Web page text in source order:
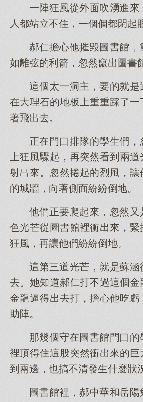
一陣狂風從外面吹湧進
人都站立不住，一個個都閉起
郝仁擔心他摧毀圖書館，
如離弦的利箭，忽然竄出圖書
這個太一洞主，要的就是
在大理石的地板上重重踩了一
著飛出去。
正在門口排隊的學生們
上狂風驟起，再突然看到兩
射出來。忽然捲起的烈風，讓
的城牆，向著側面紛紛倒地。
他們正要爬起來，忽然又
色光芒從圖書館裡衝出來，
狂風，再讓他們紛紛倒地。
這第三道光芒，就是蘇涵
去。她知道郝仁打不過這個金
金龍逼得出去打，擔心他吃
助陣。
那幾個守在圖書館門口的
裡頂得住這股突然衝出來的巨
到兩邊，也搞不清發生什麼狀
圖書館裡，郝中華和岳